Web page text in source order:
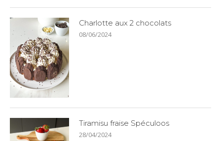
Charlotte aux 2 chocolats
08/06/2024
Tiramisu fraise Spéculoos
28/04/2024